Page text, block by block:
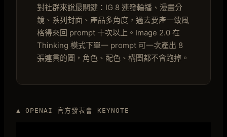
對社群來說最關鍵：IG 8 連發輪播、漫畫分
鏡、系列封面、產品多角度，過去要產一致風
格得來回 prompt 十次以上。Image 2.0 在
Thinking 模式下單一 prompt 可一次產出 8
張連貫的圖，角色、配色、構圖都不會跑掉。
▲ OPENAI 官方發表會 KEYNOTE